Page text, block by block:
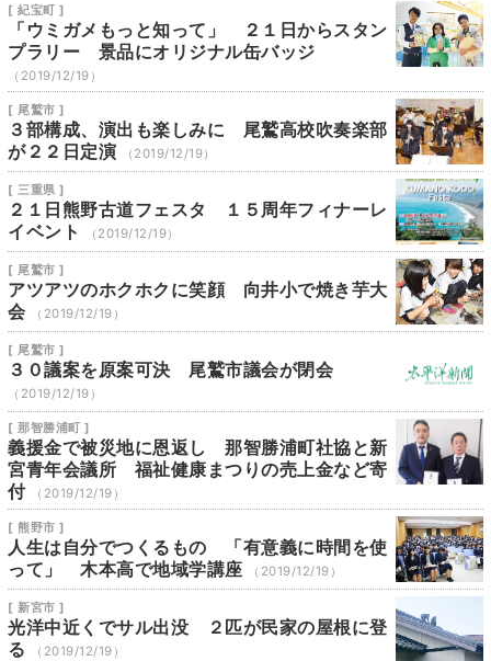
[ 紀宝町 ]
「ウミガメもっと知って」 ２１日からスタン
プラリー 景品にオリジナル缶バッジ
（2019/12/19）
[ 尾鷲市 ]
３部構成、演出も楽しみに 尾鷲高校吹奏楽部
が２２日定演
（2019/12/19）
[ 三重県 ]
２１日熊野古道フェスタ １５周年フィナーレ
イベント
（2019/12/19）
[ 尾鷲市 ]
アツアツのホクホクに笑顔 向井小で焼き芋大
会
（2019/12/19）
[ 尾鷲市 ]
３０議案を原案可決 尾鷲市議会が閉会
（2019/12/19）
[ 那智勝浦町 ]
義援金で被災地に恩返し 那智勝浦町社協と新
宮青年会議所 福祉健康まつりの売上金など寄
付
（2019/12/19）
[ 熊野市 ]
人生は自分でつくるもの 「有意義に時間を使
って」 木本高で地域学講座
（2019/12/19）
[ 新宮市 ]
光洋中近くでサル出没 ２匹が民家の屋根に登
る
（2019/12/19）